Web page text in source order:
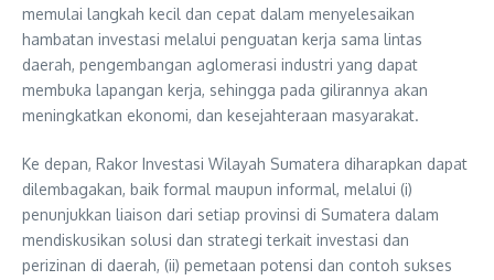
memulai langkah kecil dan cepat dalam menyelesaikan
hambatan investasi melalui penguatan kerja sama lintas
daerah, pengembangan aglomerasi industri yang dapat
membuka lapangan kerja, sehingga pada gilirannya akan
meningkatkan ekonomi, dan kesejahteraan masyarakat.
Ke depan, Rakor Investasi Wilayah Sumatera diharapkan dapat
dilembagakan, baik formal maupun informal, melalui (i)
penunjukkan liaison dari setiap provinsi di Sumatera dalam
mendiskusikan solusi dan strategi terkait investasi dan
perizinan di daerah, (ii) pemetaan potensi dan contoh sukses